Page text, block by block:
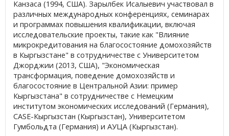
Канзаса (1994, США). Зарылбек Исалыевич участвовал в
различных международных конференциях, семинарах
и программах повышения квалификации, включая
исследовательские проекты, такие как "Влияние
микрокредитования на благосостояние домохозяйств
в Кыргызстане" в сотрудничестве с Университетом
Джорджии (2013, США), "Экономическая
трансформация, поведение домохозяйств и
благосостояние в Центральной Азии: пример
Кыргызстана" в сотрудничестве с Немецким
институтом экономических исследований (Германия),
CASE-Кыргызстан (Кыргызстан), Университетом
Гумбольдта (Германия) и АУЦА (Кыргызстан).